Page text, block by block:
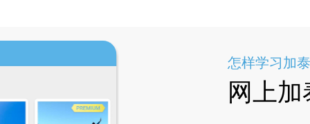
怎样学习加
网上